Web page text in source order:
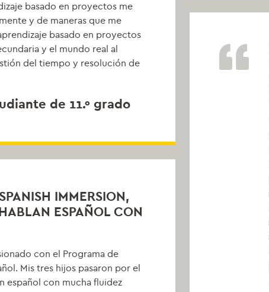
basado en proyectos me
y de maneras que me
basado en proyectos
y el mundo real al
del tiempo y resolución de
de 11.º grado
IMMERSION,
ESPAÑOL CON
con el Programa de
Mis tres hijos pasaron por el
español con mucha fluidez